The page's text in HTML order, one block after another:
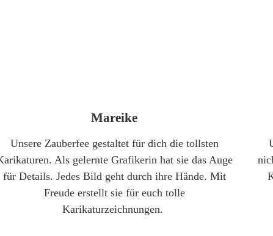
Mareike
Unsere Zauberfee gestaltet für dich die tollsten
Als gelernte Grafikerin hat sie das Auge
für Details. Jedes Bild geht durch ihre Hände. Mit
Freude erstellt sie für euch tolle
Karikaturzeichnungen.